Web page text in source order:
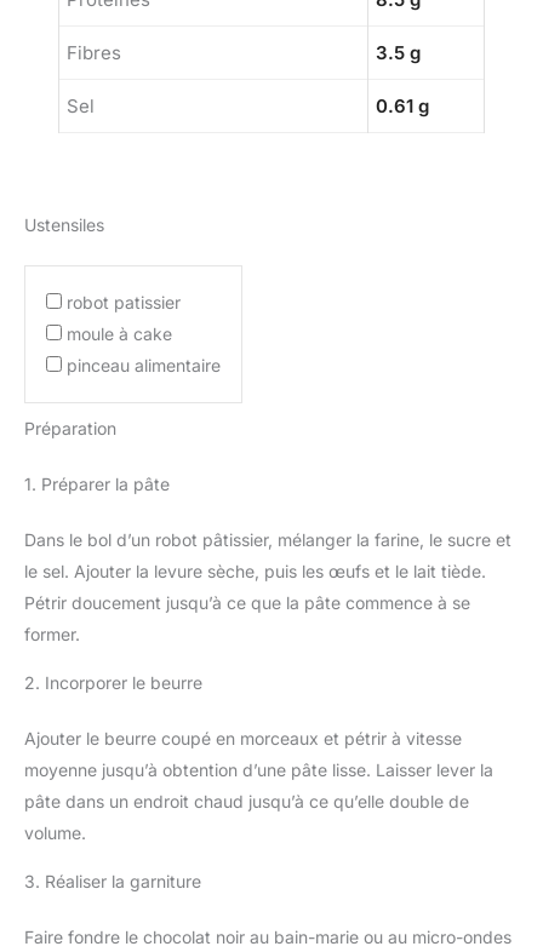
Fibres 3.5 g
Sel 0.61 g
Ustensiles
robot patissier
moule à cake
pinceau alimentaire
Préparation
1. Préparer la pâte
Dans le bol d’un robot pâtissier, mélanger la farine, le sucre et
le sel. Ajouter la levure sèche, puis les œufs et le lait tiède.
Pétrir doucement jusqu’à ce que la pâte commence à se
former.
2. Incorporer le beurre
Ajouter le beurre coupé en morceaux et pétrir à vitesse
moyenne jusqu’à obtention d’une pâte lisse. Laisser lever la
pâte dans un endroit chaud jusqu’à ce qu’elle double de
volume.
3. Réaliser la garniture
Faire fondre le chocolat noir au bain-marie ou au micro-ondes